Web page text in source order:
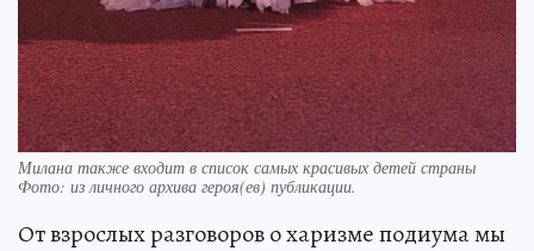
Милана также входит в список самых красивых детей страны
Фото: из личного архива героя(ев) публикации.
От взрослых разговоров о харизме подиума мы